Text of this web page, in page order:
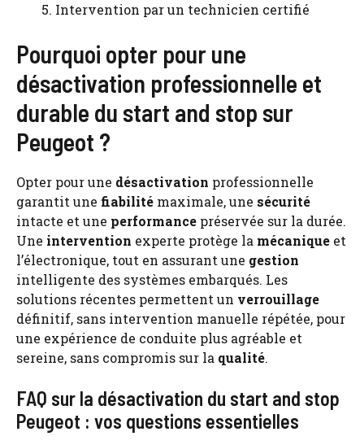
Intervention par un technicien certifié
Pourquoi opter pour une
désactivation professionnelle et
durable du start and stop sur
Peugeot ?
Opter pour une désactivation professionnelle
garantit une fiabilité maximale, une sécurité
intacte et une performance préservée sur la durée.
Une intervention experte protège la mécanique et
l’électronique, tout en assurant une gestion
intelligente des systèmes embarqués. Les
solutions récentes permettent un verrouillage
définitif, sans intervention manuelle répétée, pour
une expérience de conduite plus agréable et
sereine, sans compromis sur la qualité.
FAQ sur la désactivation du start and stop
Peugeot : vos questions essentielles